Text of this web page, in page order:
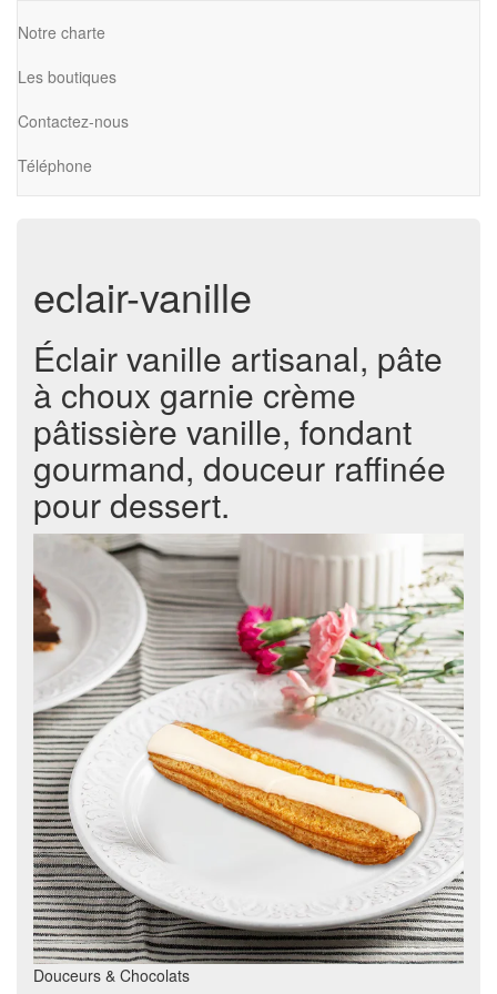
Notre charte
Les boutiques
Contactez-nous
Téléphone
eclair-vanille
Éclair vanille artisanal, pâte
à choux garnie crème
pâtissière vanille, fondant
gourmand, douceur raffinée
pour dessert.
Douceurs & Chocolats